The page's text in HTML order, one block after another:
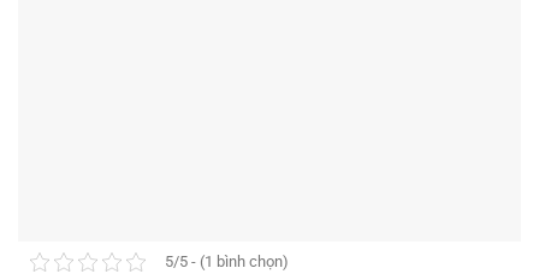
5/5 - (1 bình chọn)